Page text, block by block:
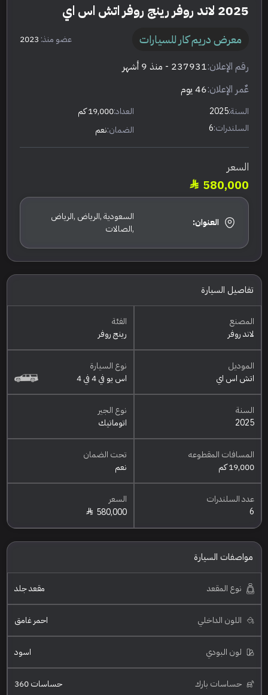
2025 لاند روفر رينج روفر اتش اس اي
معرض دريم كار للسيارات عضو منذ: 2023
رقم الإعلان:237931 - منذ 9 أشهر
عٌمر الإعلان:46 يوم
السنة:2025 العداد:19,000 كم
السلندرات:6 الضمان:نعم
السعر
580,000
العنوان:
السعودية ,الرياض ,الرياض
,الصالات
تفاصيل السيارة
المصنع
لاند روفر
الفئة
رينج روفر
الموديل
اتش اس اي
نوع السيارة
اس يو في 4 في 4
السنة
2025
نوع الجير
اتوماتيك
المسافات المقطوعه
19,000 كم
تحت الضمان
نعم
عدد السلندرات
6
السعر
580,000
مواصفات السيارة
نوع المقعد مقعد جلد
اللون الداخلي احمر غامق
لون البودي اسود
حساسات بارك حساسات 360